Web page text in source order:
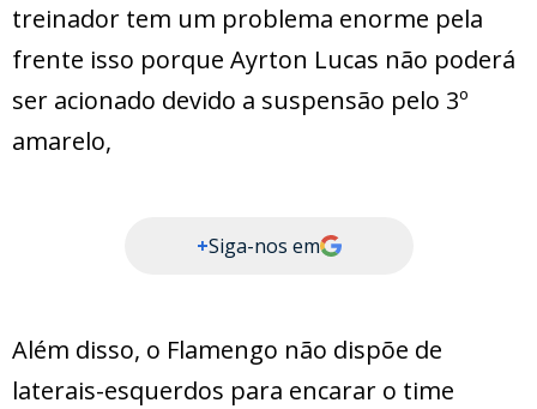
treinador tem um problema enorme pela
frente isso porque Ayrton Lucas não poderá
ser acionado devido a suspensão pelo 3º
amarelo,
+Siga-nos em
Além disso, o Flamengo não dispõe de
laterais-esquerdos para encarar o time